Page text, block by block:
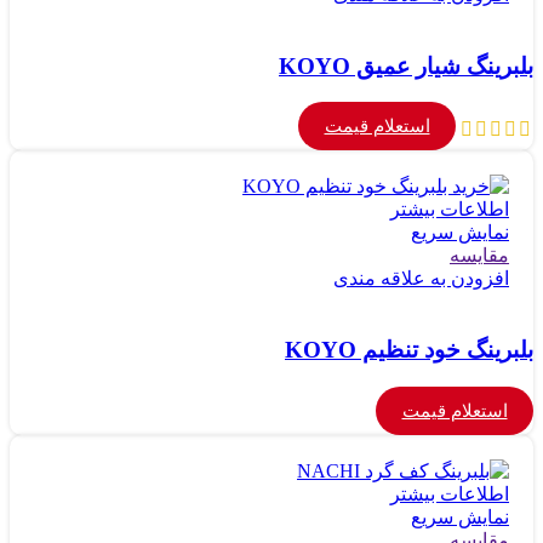
بلبرینگ شیار عمیق KOYO
استعلام قیمت
اطلاعات بیشتر
نمایش سریع
مقايسه
افزودن به علاقه مندی
بلبرینگ خود تنظیم KOYO
استعلام قیمت
اطلاعات بیشتر
نمایش سریع